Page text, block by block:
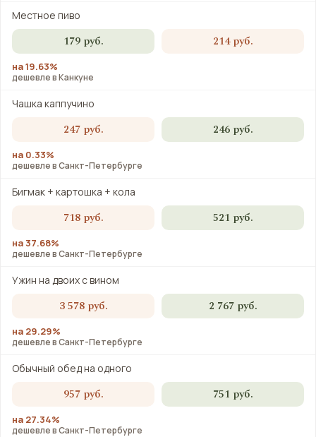
Местное пиво
179 руб. 214 руб.
на 19.63%
дешевле в Канкуне
Чашка каппучино
247 руб. 246 руб.
на 0.33%
дешевле в Санкт-Петербурге
Бигмак + картошка + кола
718 руб. 521 руб.
на 37.68%
дешевле в Санкт-Петербурге
Ужин на двоих с вином
3 578 руб. 2 767 руб.
на 29.29%
дешевле в Санкт-Петербурге
Обычный обед на одного
957 руб. 751 руб.
на 27.34%
дешевле в Санкт-Петербурге